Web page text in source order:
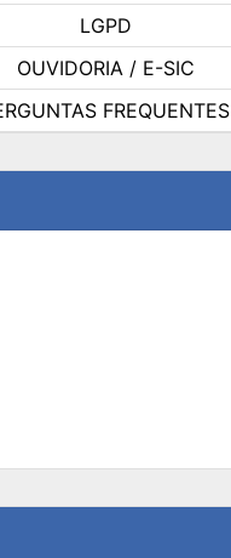
LGPD
OUVIDORIA / E-SIC
FREQUENTES